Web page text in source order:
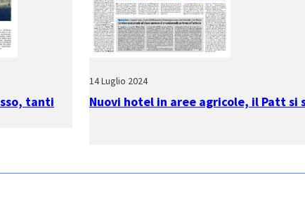
tanti
14 Luglio 2024
Nuovi hotel in aree agricole, il Patt si